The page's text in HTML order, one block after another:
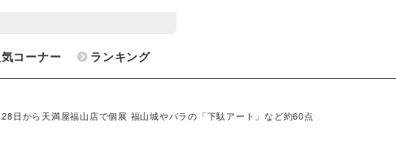
気コーナー ランキング
日から天満屋福山店で個展 福山城やバラの「下駄アート」など約60点